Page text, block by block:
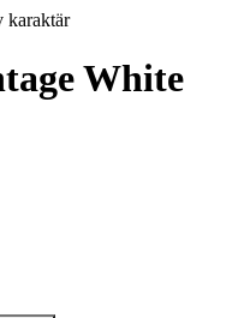
karaktär
White